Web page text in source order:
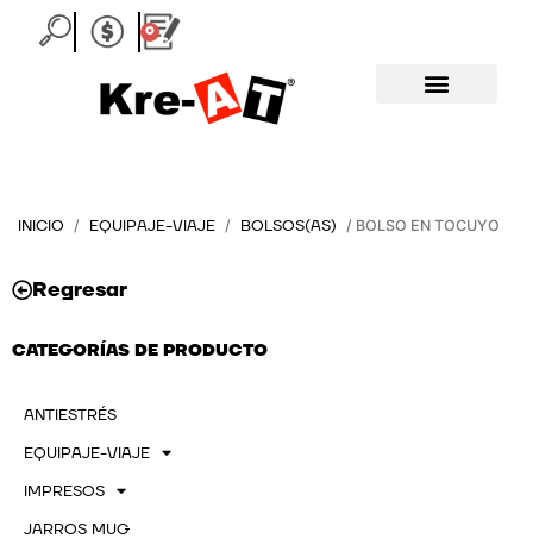
0
Carrito
INICIO / EQUIPAJE-VIAJE / BOLSOS(AS) / BOLSO EN TOCUYO
Regresar
CATEGORÍAS DE PRODUCTO
ANTIESTRÉS
EQUIPAJE-VIAJE
IMPRESOS
JARROS MUG